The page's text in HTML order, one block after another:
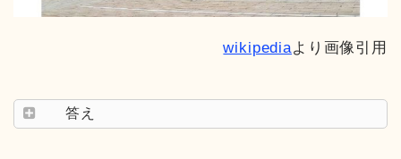
wikipediaより画像引用
答え